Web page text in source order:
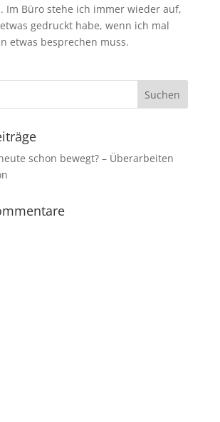
Im Büro stehe ich immer wieder auf,
gedruckt habe, wenn ich mal
etwas besprechen muss.
schon bewegt? – Überarbeiten